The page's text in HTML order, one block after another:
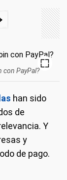
con PayPal?
han sido
de
Y
y
de pago.